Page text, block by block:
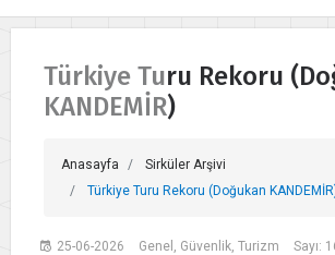
Türkiye Turu Rekoru
KANDEMİR)
Anasayfa
Sirküler Arşivi
Türkiye Turu Rekoru (Doğukan
25-06-2026 Genel, Güvenlik, Turizm
Sayı: